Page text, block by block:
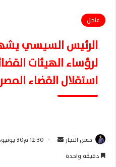
عاجل
الرئيس السيسي
لرؤساء الهيئات
استقلال القضاء
حسن النجار 12:30 م30 يونيو، 2026
دقيقة واحدة